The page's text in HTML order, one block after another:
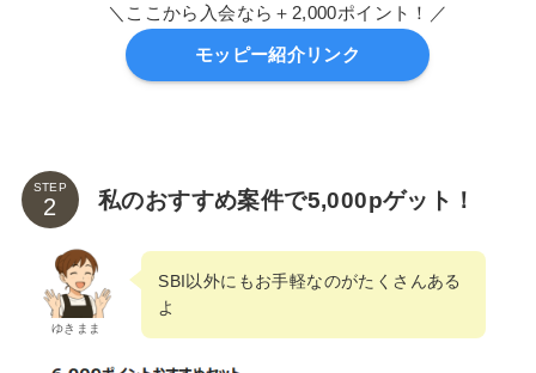
＼ここから入会なら＋2,000ポイント！／
モッピー紹介リンク
STEP
私のおすすめ案件で5,000pゲット！
ゆきまま
SBI以外にもお手軽なのがたくさんある
よ